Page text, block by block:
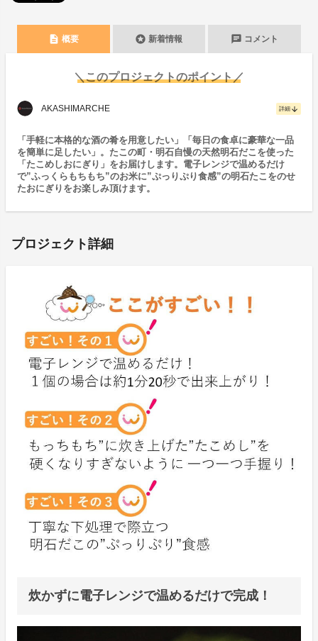
description 概要 stars 新着情報 chat コメント
＼このプロジェクトのポイント／
AKASHIMARCHE 詳細 arrow_downward
「手軽に本格的な酒の肴を用意したい」「毎日の食卓に豪華な一品
を簡単に足したい」。たこの町・明石自慢の天然明石だこを使った
「たこめしおにぎり」をお届けします。電子レンジで温めるだけ
で”ふっくらもちもち”のお米に”ぷっりぷり食感”の明石たこをのせ
たおにぎりをお楽しみ頂けます。
プロジェクト詳細
炊かずに電子レンジで温めるだけで完成！